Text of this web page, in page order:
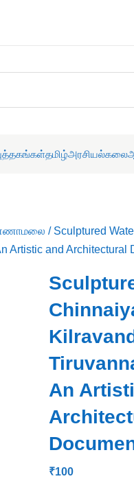
தமிழ்அரசியல்கலை
/ Sculptured
Artistic and Architectural
An
₹100